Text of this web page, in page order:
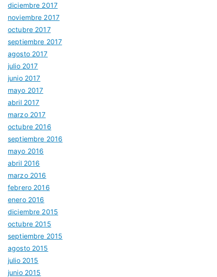
diciembre 2017
noviembre 2017
octubre 2017
septiembre 2017
agosto 2017
julio 2017
junio 2017
mayo 2017
abril 2017
marzo 2017
octubre 2016
septiembre 2016
mayo 2016
abril 2016
marzo 2016
febrero 2016
enero 2016
diciembre 2015
octubre 2015
septiembre 2015
agosto 2015
julio 2015
junio 2015